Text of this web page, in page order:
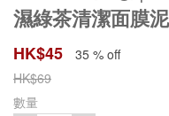
濕綠茶清潔面膜
HK$45 35 % off
HK$69
數量